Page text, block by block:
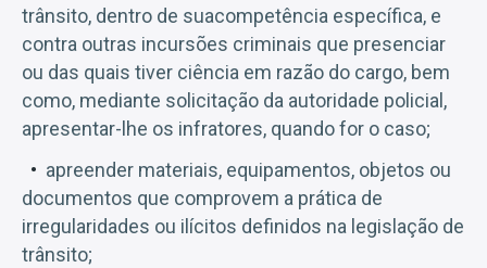
trânsito, dentro de suacompetência específica, e
contra outras incursões criminais que presenciar
ou das quais tiver ciência em razão do cargo, bem
como, mediante solicitação da autoridade policial,
apresentar-lhe os infratores, quando for o caso;
apreender materiais, equipamentos, objetos ou
documentos que comprovem a prática de
irregularidades ou ilícitos definidos na legislação de
trânsito;